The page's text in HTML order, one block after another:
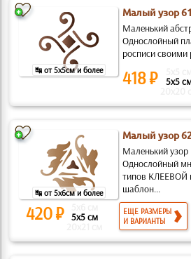
↹ от 5x5см и более
Малый узор
Маленький
Однослойный
росписи своими
418 ₽ 5x5
↹ от 5x6см и более
Малый узор
Маленький узор
Однослойный
типов
шаблон...
420 ₽ 5x5 см
ЕЩЕ РАЗМЕРЫ
И ВАРИАНТЫ